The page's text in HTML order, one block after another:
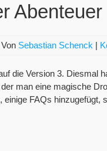
Sebastian Schenck |
die Version 3. Diesmal
man eine magische
einige FAQs